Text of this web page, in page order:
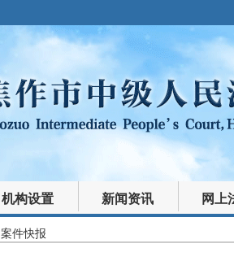
机构设置 新闻资讯 网上
法律文库
案件快报